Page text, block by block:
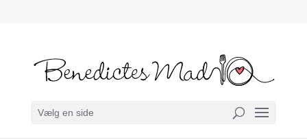
Vælg en side